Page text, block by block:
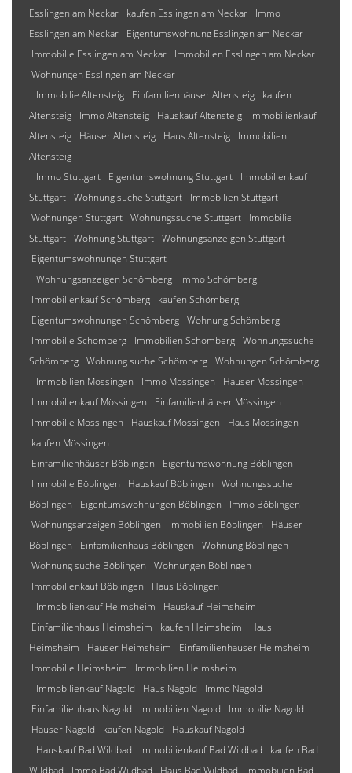
Esslingen am Neckar
kaufen Esslingen am Neckar
Immo
Esslingen am Neckar
Eigentumswohnung Esslingen am Neckar
Immobilie Esslingen am Neckar
Immobilien Esslingen am Neckar
Wohnungen Esslingen am Neckar
Immobilie Altensteig
Einfamilienhäuser Altensteig
kaufen
Altensteig
Immo Altensteig Hauskauf Altensteig
Immobilienkauf
Altensteig
Häuser Altensteig Haus Altensteig
Immobilien
Altensteig
Immo Stuttgart
Eigentumswohnung Stuttgart
Immobilienkauf
Stuttgart Wohnung suche Stuttgart
Immobilien Stuttgart
Wohnungen Stuttgart Wohnungssuche Stuttgart
Immobilie
Stuttgart Wohnung Stuttgart Wohnungsanzeigen Stuttgart
Eigentumswohnungen Stuttgart
Wohnungsanzeigen Schömberg
Immo Schömberg
Immobilienkauf Schömberg
kaufen Schömberg
Eigentumswohnungen Schömberg Wohnung Schömberg
Immobilie Schömberg
Immobilien Schömberg Wohnungssuche
Schömberg Wohnung suche Schömberg Wohnungen Schömberg
Immobilien Mössingen
Immo Mössingen
Häuser Mössingen
Immobilienkauf Mössingen
Einfamilienhäuser Mössingen
Immobilie Mössingen
Hauskauf Mössingen
Haus Mössingen
kaufen Mössingen
Einfamilienhäuser Böblingen
Eigentumswohnung Böblingen
Immobilie Böblingen
Hauskauf Böblingen
Wohnungssuche
Böblingen
Eigentumswohnungen Böblingen
Immo Böblingen
Wohnungsanzeigen Böblingen
Immobilien Böblingen
Häuser
Böblingen
Einfamilienhaus Böblingen
Wohnung Böblingen
Wohnung suche Böblingen
Wohnungen Böblingen
Immobilienkauf Böblingen
Haus Böblingen
Immobilienkauf Heimsheim
Hauskauf Heimsheim
Einfamilienhaus Heimsheim
kaufen Heimsheim
Haus
Heimsheim
Häuser Heimsheim
Einfamilienhäuser Heimsheim
Immobilie Heimsheim
Immobilien Heimsheim
Immobilienkauf Nagold
Haus Nagold
Immo Nagold
Einfamilienhaus Nagold
Immobilien Nagold
Immobilie Nagold
Häuser Nagold
kaufen Nagold
Hauskauf Nagold
Hauskauf Bad Wildbad
Immobilienkauf Bad Wildbad
kaufen Bad
Wildbad
Immo Bad Wildbad Haus Bad Wildbad Immobilien Bad